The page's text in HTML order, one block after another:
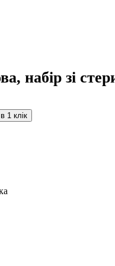
набір зі
1 клік